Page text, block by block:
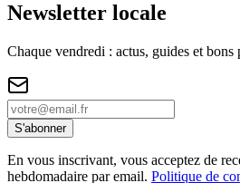
Newsletter locale
Chaque vendredi : actus, guides et bons
S'abonner
En vous inscrivant, vous acceptez de
hebdomadaire par email. Politique de